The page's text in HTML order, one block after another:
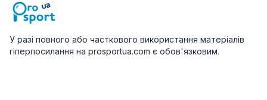
У разі повного або часткового використання матеріалів
гіперпосилання на prosportua.com є обов'язковим.